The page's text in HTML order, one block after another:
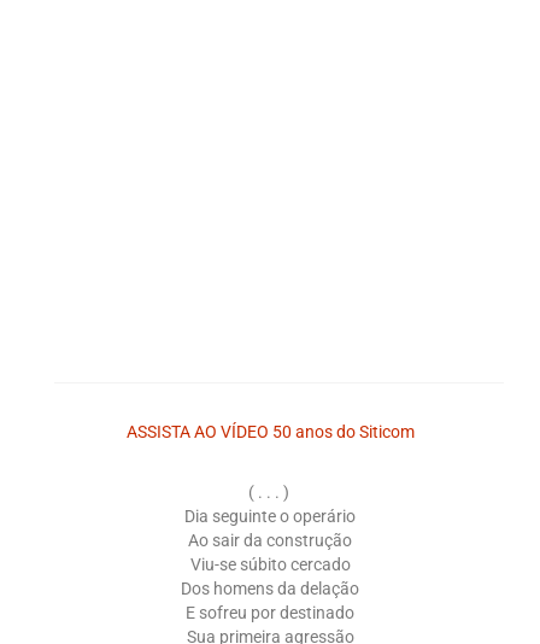
ASSISTA AO VÍDEO 50 anos do Siticom
( . . . )
Dia seguinte o operário
Ao sair da construção
Viu-se súbito cercado
Dos homens da delação
E sofreu por destinado
Sua primeira agressão